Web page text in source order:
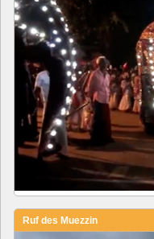
Ruf des Muezzin